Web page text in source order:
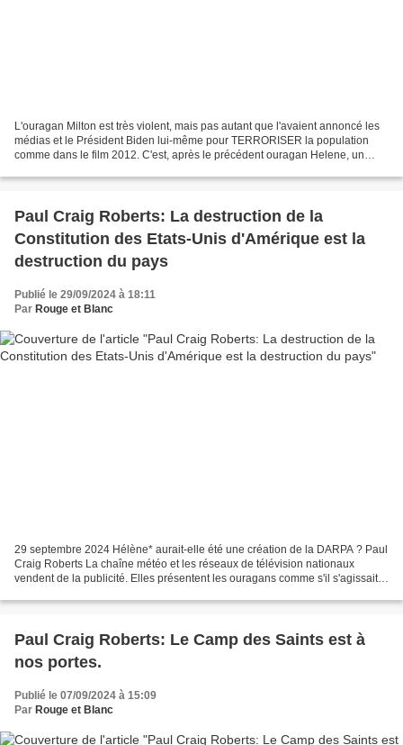
L'ouragan Milton est très violent, mais pas autant que l'avaient annoncé les
médias et le Président Biden lui-même pour TERRORISER la population
comme dans le film 2012. C'est, après le précédent ouragan Helene, un
Paul Craig Roberts: La destruction de la
Constitution des Etats-Unis d'Amérique est la
destruction du pays
Publié le 29/09/2024 à 18:11
Par Rouge et Blanc
29 septembre 2024 Hélène* aurait-elle été une création de la DARPA ? Paul
Craig Roberts La chaîne météo et les réseaux de télévision nationaux
vendent de la publicité. Elles présentent les ouragans comme s'il s'agissait
Paul Craig Roberts: Le Camp des Saints est à
nos portes.
Publié le 07/09/2024 à 15:09
Par Rouge et Blanc